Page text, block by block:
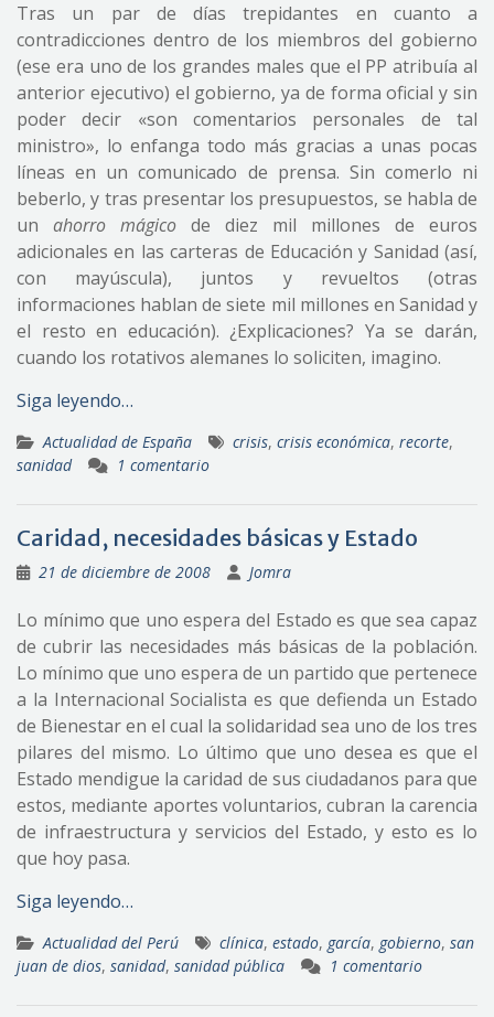
Tras un par de días trepidantes en cuanto a
contradicciones dentro de los miembros del gobierno
(ese era uno de los grandes males que el PP atribuía al
anterior ejecutivo) el gobierno, ya de forma oficial y sin
poder decir «son comentarios personales de tal
ministro», lo enfanga todo más gracias a unas pocas
líneas en un comunicado de prensa. Sin comerlo ni
beberlo, y tras presentar los presupuestos, se habla de
un ahorro mágico de diez mil millones de euros
adicionales en las carteras de Educación y Sanidad (así,
con mayúscula), juntos y revueltos (otras
informaciones hablan de siete mil millones en Sanidad y
el resto en educación). ¿Explicaciones? Ya se darán,
cuando los rotativos alemanes lo soliciten, imagino.
Siga leyendo…
Actualidad de España crisis, crisis económica, recorte,
sanidad
1 comentario
Caridad, necesidades básicas y Estado
21 de diciembre de 2008 Jomra
Lo mínimo que uno espera del Estado es que sea capaz
de cubrir las necesidades más básicas de la población.
Lo mínimo que uno espera de un partido que pertenece
a la Internacional Socialista es que defienda un Estado
de Bienestar en el cual la solidaridad sea uno de los tres
pilares del mismo. Lo último que uno desea es que el
Estado mendigue la caridad de sus ciudadanos para que
estos, mediante aportes voluntarios, cubran la carencia
de infraestructura y servicios del Estado, y esto es lo
que hoy pasa.
Siga leyendo…
Actualidad del Perú clínica, estado, garcía, gobierno, san
juan de dios, sanidad, sanidad pública 1 comentario